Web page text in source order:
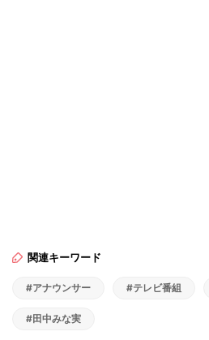
関連キーワード
#アナウンサー #テレビ番組
#田中みな実